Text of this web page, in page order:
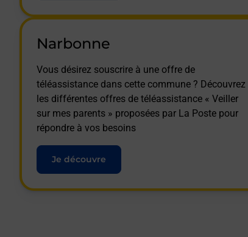
Narbonne
Vous désirez souscrire à une offre de
téléassistance dans cette commune ? Découvrez
les différentes offres de téléassistance « Veiller
sur mes parents » proposées par La Poste pour
répondre à vos besoins
Je découvre